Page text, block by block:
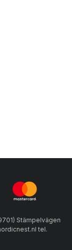
Stämpelvägen
tel.